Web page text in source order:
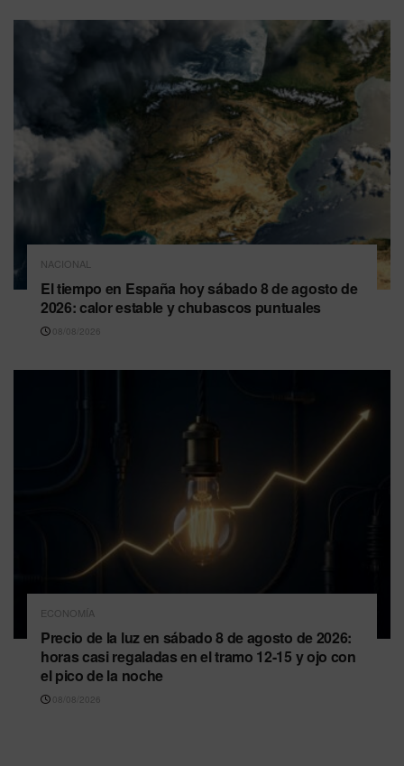
NACIONAL
El tiempo en España hoy sábado 8 de agosto de
2026: calor estable y chubascos puntuales
08/08/2026
ECONOMÍA
Precio de la luz en sábado 8 de agosto de 2026:
horas casi regaladas en el tramo 12-15 y ojo con
el pico de la noche
08/08/2026